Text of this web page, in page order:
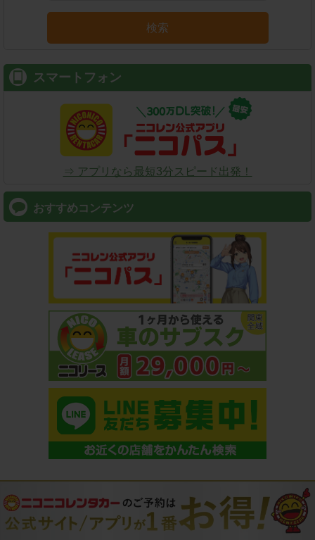
検索
スマートフォン
⇒ アプリなら最短3分スピード出発！
おすすめコンテンツ